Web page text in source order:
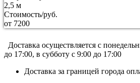
2,5 м
Стоимость/руб.
от 7200
Доставка осуществляется c
до 17:00, в субботу с 9:00 до 17:00
Доставка за границей города